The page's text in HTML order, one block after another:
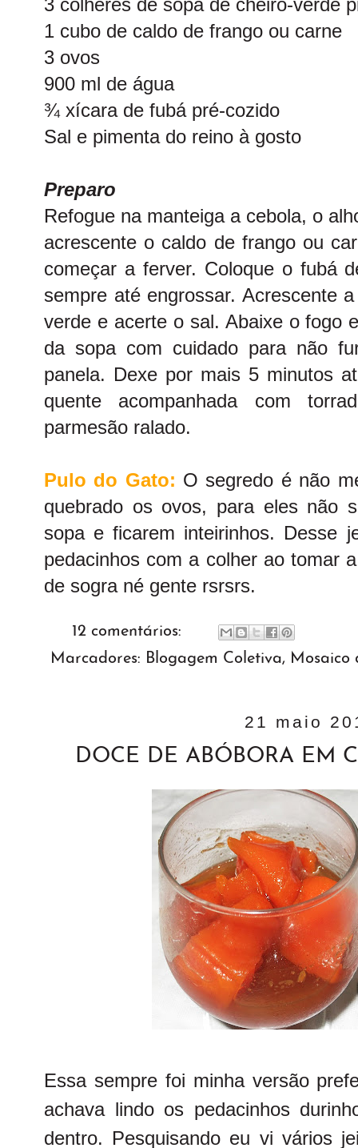
3 colheres de sopa de cheiro-verde
1 cubo de caldo de frango ou carne
3 ovos
900 ml de água
¾ xícara de fubá pré-cozido
Sal e pimenta do reino à gosto
Preparo
Refogue na manteiga a cebola, o
acrescente o caldo de frango ou
começar a ferver. Coloque o fubá
sempre até engrossar. Acrescente
verde e acerte o sal. Abaixe o fogo
da sopa com cuidado para não
panela. Dexe por mais 5 minutos
quente acompanhada com
parmesão ralado.
Pulo do Gato: O segredo é não
quebrado os ovos, para eles não
sopa e ficarem inteirinhos. Desse
pedacinhos com a colher ao tomar
de sogra né gente rsrsrs.
12 comentários:
Marcadores: Blogagem Coletiva, Mosaico
21 maio
DOCE DE ABÓBORA EM
Essa sempre foi minha versão
achava lindo os pedacinhos
dentro. Pesquisando eu vi vários